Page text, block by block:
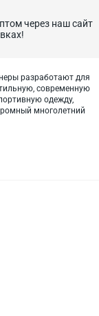
через наш сайт
разработают для
современную
одежду,
многолетний